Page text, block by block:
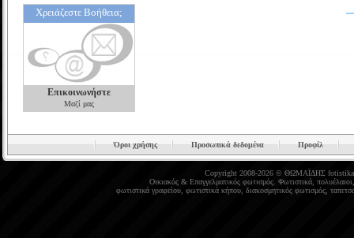
Χρειάζεστε Βοήθεια;
Επικοινωνήστε
Μαζί μας
Όροι χρήσης Προσωπικά δεδομένα Προφίλ
Copyright 2008-2026 © ΘΩΜΑΪΔΗΣ
Οικιακός& Επαγγελματικός φωτισμός. Φωτιστικά, πολυέλαιοι
φωτιστικά γραφείου, φωτιστικά κήπου, διακοσμητικός φωτισμός,